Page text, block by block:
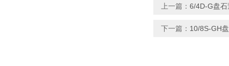
上一篇： 6/4D-G盘
下一篇： 10/8S-GH